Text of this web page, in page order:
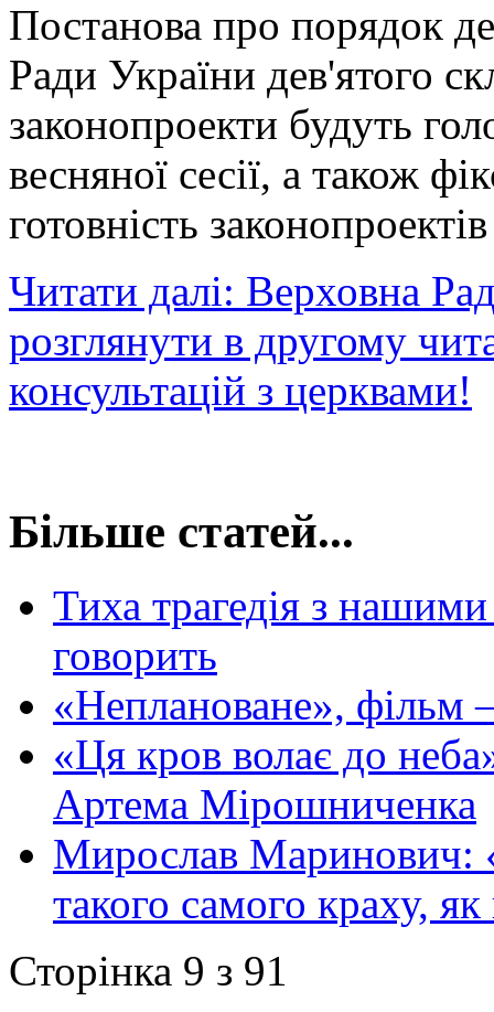
Постанова про порядок
Ради України дев'ятого
законопроекти будуть
весняної сесії, а також
готовність
Читати далі: Верховна
розглянути в другому
консультацій з церквами!
Більше статей...
Тиха трагедія з
говорить
«Неплановане», фільм
«Ця кров волає до
Артема Мірошниченка
Мирослав Маринович:
такого самого краху,
Сторінка 9 з 91